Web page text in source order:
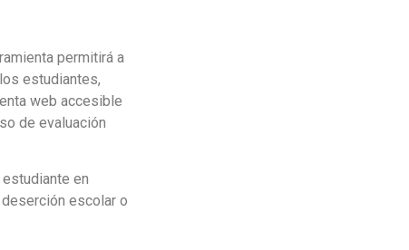
permitirá a
estudiantes,
web accesible
de evaluación
en
escolar o